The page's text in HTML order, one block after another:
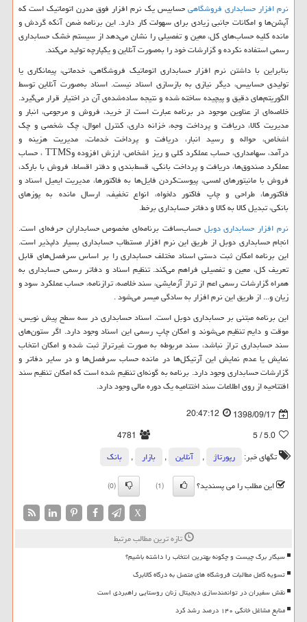
نرم افزار حسابداری فروشگاهیحسابیس یک نرم افزار فوق مدرن اتوماتیک است که
آپشن‌ها و امکانات جانبی زیادی برای سهولت کار دارد. این برنامه ضمن آنکه گردش و
مانده کلیه‌ حساب‌های کل، معین و تفصیلی را نشان می‌دهد از سیستم خشک حسابداری
رسمی استفاده نکرده و گزارشات خود را به‌صورت آنلاین و یکپارچه تولید می‌کند.
بنابراین با داشتن نرم افزار حسابداری اتوماتیک فروشگاهی، خدماتی، پیمانکاری یا
تولیدی حسابیس، دیگر نیازی به بازسازی اسناد نیست. اسناد به‌صورت آنلاین توسط
الگوریتم‌های دقیق و پیچیده ساخته شده و نتیجه ساده‌شده‌ی آن در اختیار قرار می‌گیرد.
خلاصه‌ای از عناوین موجود در برنامه عبارت است از خرید، فروش و مرجوعی، انبار و
مدیریت کالا، دریافت و پرداخت وجه، خزانه داری، کنترل اموال، چک شخصی و چک
اشخاص، حواله و رسید انبار، دریافت و پرداخت خدمات، مدیریت هزینه و
درآمد، سهامداری، حساب عملکرد کلی و ریز اشخاص، ارزش افزوده وTTMS، حساب
عملکرد صندوق‌ها، دریافت و پرداخت بانکی، قسط‌بندی و دفتر اقساط، فروش با بارکد،
فروش با مانیتورهای لمسی، پیوست‌کردن فایل‌ها به فاکتورها، مدیریت ایمیل اسناد و
فاکتورها، طراحی و چاپ فاکتور دلخواه، انواع تخفیف، ارسال مانده به پوزهای
بانکی، تبدیل کالا به کالا و دفاتر حسابداری برخط.
نرم افزار حسابداری دوبل حساب‌سافت برنامه‌ای مخصوص حسابداران حرفه‌ای است.
انجام حسابداری دوبل از طریق این نرم افزار مستطاب حسابداری بسیار دلپذیر است.
این برنامه امکان ثبت دستی اسناد مختلف حسابداری را بر اساس سرفصل‌های قابل
تعریف کل، معین و تفصیلی فراهم می‌کند. تنظیم اسناد و دفاتر رسمی حسابداری به
همراه گزارشات رسمی اعم از تراز آزمایشی، سند خلاصه، ترازنامه، حساب عملکرد سود و
زیان و... از طریق این نرم افزار به سادگی میسر می‌شود.
این برنامه مبتنی بر حسابداری دوبل است. اسناد حسابداری در سه سطح پیش نویس،
موقت و دایم تنظیم می‌شوند و امکان چاپ رسمی این اسناد وجود دارد. اگر ستون‌های
سند حسابداری تراز نباشد، سند مربوطه به صورت غیرتراز ثبت شده و امکان انتخاب
نمایش یا عدم نمایش این آرتیکل‌ها در مانده حساب سرفصل‌ها و در سایر دفاتر و
گزارشات حسابداری وجود دارد. برنامه به گونه‌ای تنظیم شده است که امکان تنظیم سند
افتتاحیه از روی اطلاعات سند اختتامیه یک دوره مالی وجود دارد.
1398/09/17
20:47:12
5.0
/ 5
4781
تگهای خبر:
رپورتاژ , آنلاین , بازار ,
بانك
این مطلب را می پسندید؟
(1)
(0)
X
تازه ترین مطالب مرتبط
سیگار برگ چیست و چگونه بهترین انتخاب را داشته باشیم؟
تسویه کامل مطالبات فروشگاه های متصل به درگاه کالابرگ
نقش سفیران در توانمندسازی دیجیتال زنان روستایی راهبردی است
منابع مشاغل خانگی ۱۴۰ درصد رشد کرد